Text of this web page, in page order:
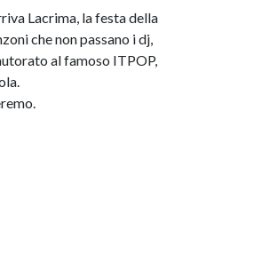
Lacrima, la festa della
che non passano i dj,
al famoso ITPOP,